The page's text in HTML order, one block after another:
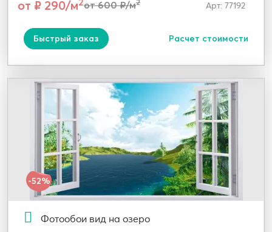
от ₽ 290/м от 600 ₽/м2 Арт: 77192
Быстрый заказ Расчет стоимости
-52%
Фотообои вид на озеро